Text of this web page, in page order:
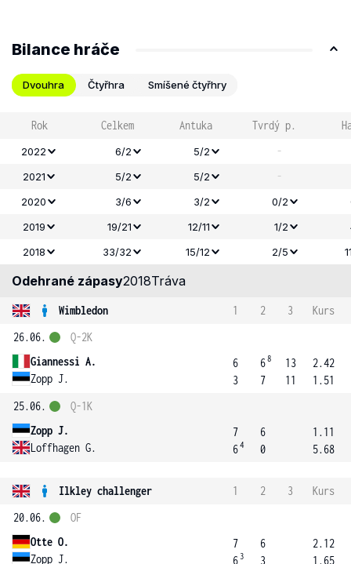
Bilance hráče
Dvouhra Čtyřhra Smíšené čtyřhry
Rok Celkem Antuka Tvrdý p.
2022 6/2 5/2 -
2021 5/2 5/2 -
2020 3/6 3/2 0/2
2019
19/21 12/11 1/2
2018
33/32 15/12 2/5
Odehrané zápasy2018Tráva
Wimbledon 1 2 3
Kurs
26.06.
Giannessi A.
Zopp J.
Q-2K
6
3
68
7
13
11
2.42
1.51
25.06.
Zopp J.
Loffhagen G.
Q-1K
7
64
6
0
1.11
5.68
Ilkley challenger 1 2 3
Kurs
20.06.
Otte O.
Zopp J.
OF
7
6 3
6
3
2.12
1.65